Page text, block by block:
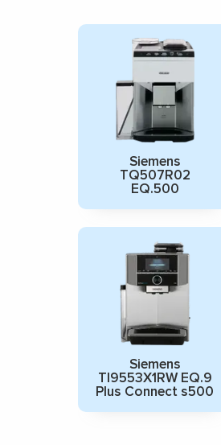
Siemens
TQ507R02
EQ.500
Siemens
TI9553X1RW EQ.9
Plus Connect s500